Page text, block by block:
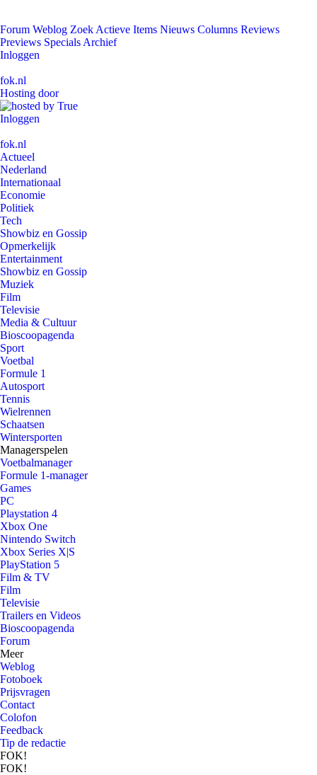
Forum Weblog Zoek Actieve Items Nieuws Columns Reviews
Previews Specials Archief
Inloggen
fok.nl
Hosting door
Inloggen
fok.nl
Actueel
Nederland
Internationaal
Economie
Politiek
Tech
Showbiz en Gossip
Opmerkelijk
Entertainment
Showbiz en Gossip
Muziek
Film
Televisie
Media & Cultuur
Bioscoopagenda
Sport
Voetbal
Formule 1
Autosport
Tennis
Wielrennen
Schaatsen
Wintersporten
Managerspelen
Voetbalmanager
Formule 1-manager
Games
PC
Playstation 4
Xbox One
Nintendo Switch
Xbox Series X|S
PlayStation 5
Film & TV
Film
Televisie
Trailers en Videos
Bioscoopagenda
Forum
Meer
Weblog
Fotoboek
Prijsvragen
Contact
Colofon
Feedback
Tip de redactie
FOK!
FOK!